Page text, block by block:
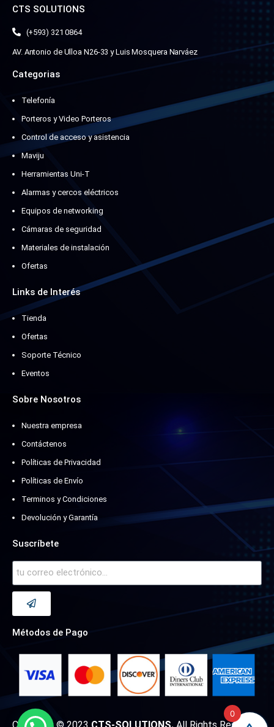
CTS SOLUTIONS
(+593) 321 0864
AV. Antonio de Ulloa N26-33 y Luis Mosquera Narváez
Categorias
Telefonía
Porteros y Video Porteros
Control de acceso y asistencia
Maviju
Herramientas Uni-T
Alarmas y cercos eléctricos
Equipos de networking
Cámaras de seguridad
Materiales de instalación
Ofertas
Links de Interés
Tienda
Ofertas
Soporte Técnico
Eventos
Sobre Nosotros
Nuestra empresa
Contáctenos
Políticas de Privacidad
Políticas de Envío
Terminos y Condiciones
Devolución y Garantía
Suscríbete
Métodos de Pago
0